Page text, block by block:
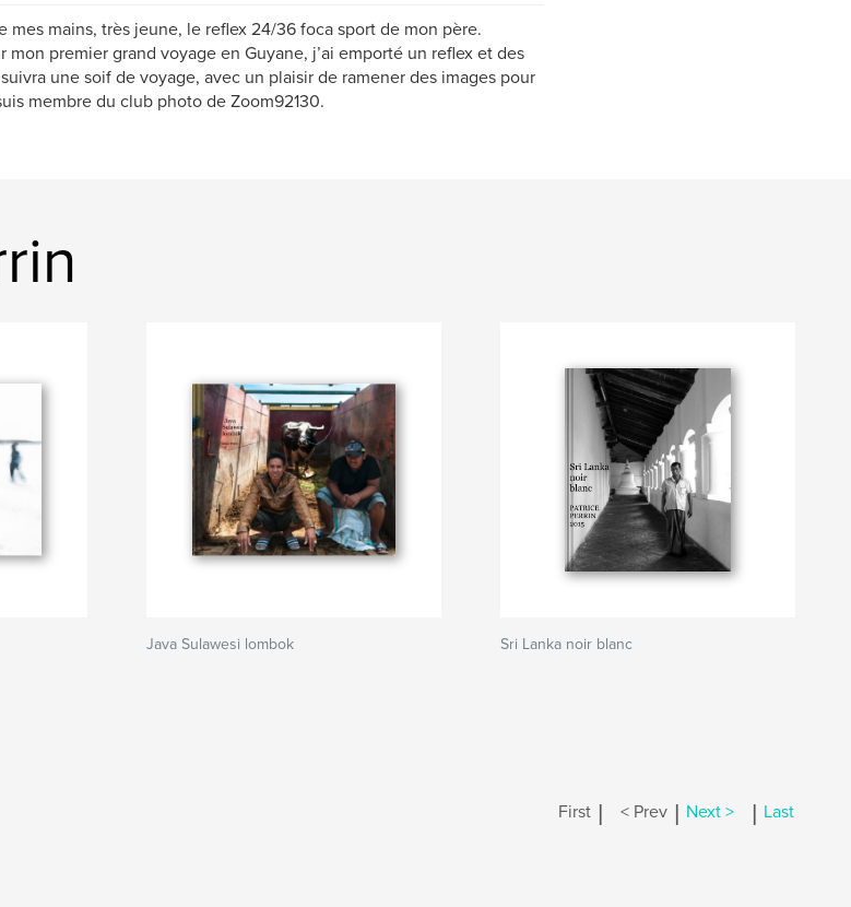
mes mains, très jeune, le reflex 24/36 foca sport de mon père.
mon premier grand voyage en Guyane, j’ai emporté un reflex et des
une soif de voyage, avec un plaisir de ramener des images pour
membre du club photo de Zoom92130.
Java Sulawesi lombok Sri Lanka noir blanc
First | < Prev | Next > | Last